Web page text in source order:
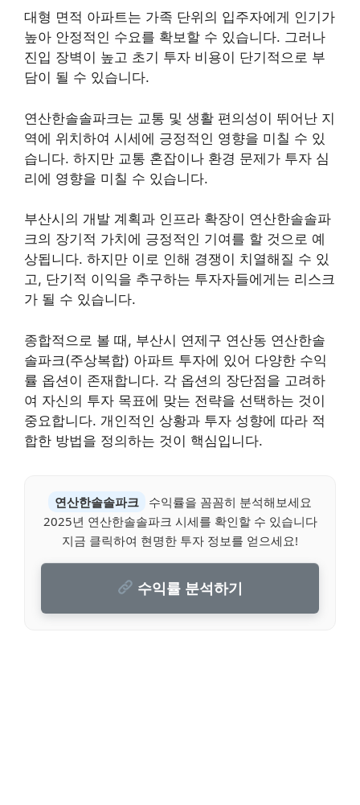
대형 면적 아파트는 가족 단위의 입주자에게 인기가
높아 안정적인 수요를 확보할 수 있습니다. 그러나
진입 장벽이 높고 초기 투자 비용이 단기적으로 부
담이 될 수 있습니다.
연산한솔솔파크는 교통 및 생활 편의성이 뛰어난 지
역에 위치하여 시세에 긍정적인 영향을 미칠 수 있
습니다. 하지만 교통 혼잡이나 환경 문제가 투자 심
리에 영향을 미칠 수 있습니다.
부산시의 개발 계획과 인프라 확장이 연산한솔솔파
크의 장기적 가치에 긍정적인 기여를 할 것으로 예
상됩니다. 하지만 이로 인해 경쟁이 치열해질 수 있
고, 단기적 이익을 추구하는 투자자들에게는 리스크
가 될 수 있습니다.
종합적으로 볼 때, 부산시 연제구 연산동 연산한솔
솔파크(주상복합) 아파트 투자에 있어 다양한 수익
률 옵션이 존재합니다. 각 옵션의 장단점을 고려하
여 자신의 투자 목표에 맞는 전략을 선택하는 것이
중요합니다. 개인적인 상황과 투자 성향에 따라 적
합한 방법을 정의하는 것이 핵심입니다.
연산한솔솔파크
수익률을 꼼꼼히 분석해보세요
2025년 연산한솔솔파크 시세를 확인할 수 있습니다
지금 클릭하여 현명한 투자 정보를 얻으세요!
수익률 분석하기